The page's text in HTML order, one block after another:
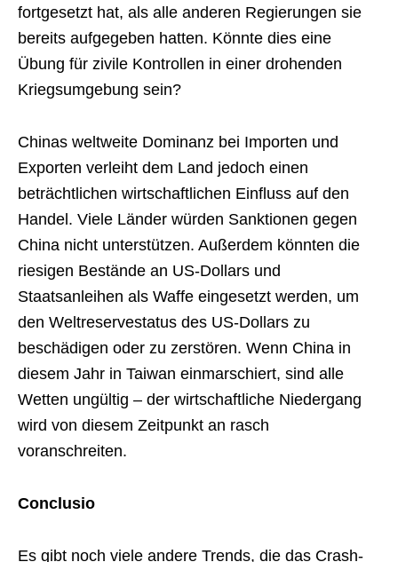
fortgesetzt hat, als alle anderen Regierungen sie
bereits aufgegeben hatten. Könnte dies eine
Übung für zivile Kontrollen in einer drohenden
Kriegsumgebung sein?
Chinas weltweite Dominanz bei Importen und
Exporten verleiht dem Land jedoch einen
beträchtlichen wirtschaftlichen Einfluss auf den
Handel. Viele Länder würden Sanktionen gegen
China nicht unterstützen. Außerdem könnten die
riesigen Bestände an US-Dollars und
Staatsanleihen als Waffe eingesetzt werden, um
den Weltreservestatus des US-Dollars zu
beschädigen oder zu zerstören. Wenn China in
diesem Jahr in Taiwan einmarschiert, sind alle
Wetten ungültig – der wirtschaftliche Niedergang
wird von diesem Zeitpunkt an rasch
voranschreiten.
Conclusio
Es gibt noch viele andere Trends, die das Crash-